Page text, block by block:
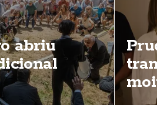
abriu